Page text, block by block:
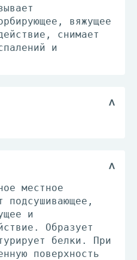
вяжущее
снимает
и
местное
подсушивающее,
и
Образует
белки. При
поверхность